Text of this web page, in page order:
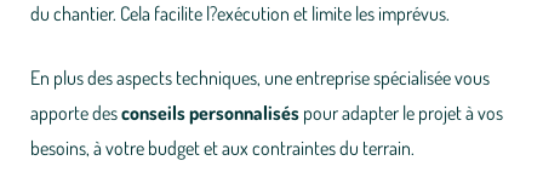
du chantier. Cela facilite l?exécution et limite les imprévus.
En plus des aspects techniques, une entreprise spécialisée vous
apporte desconseils personnalisés pour adapter le projet à vos
besoins, à votre budget et aux contraintes du terrain.